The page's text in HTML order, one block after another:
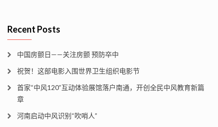
Recent Posts
中国房颤日——关注房颤 预防卒中
祝贺！这部电影入围世界卫生组织电影节
首家“中风120”互动体验展馆落户南通，开创全民中风教育新篇
章
河南启动中风识别“吹哨人”